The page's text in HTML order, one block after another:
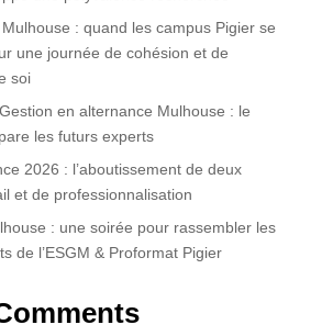
: quand les campus Pigier se
une journée de cohésion et de
soi
en alternance Mulhouse : le
les futurs experts
2026 : l’aboutissement de deux
et de professionnalisation
: une soirée pour rassembler les
de l’ESGM & Proformat Pigier